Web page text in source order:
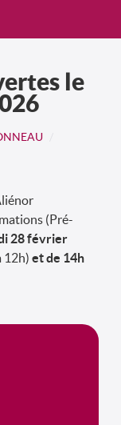
le
(Pré-
28 février
12h) et de 14h